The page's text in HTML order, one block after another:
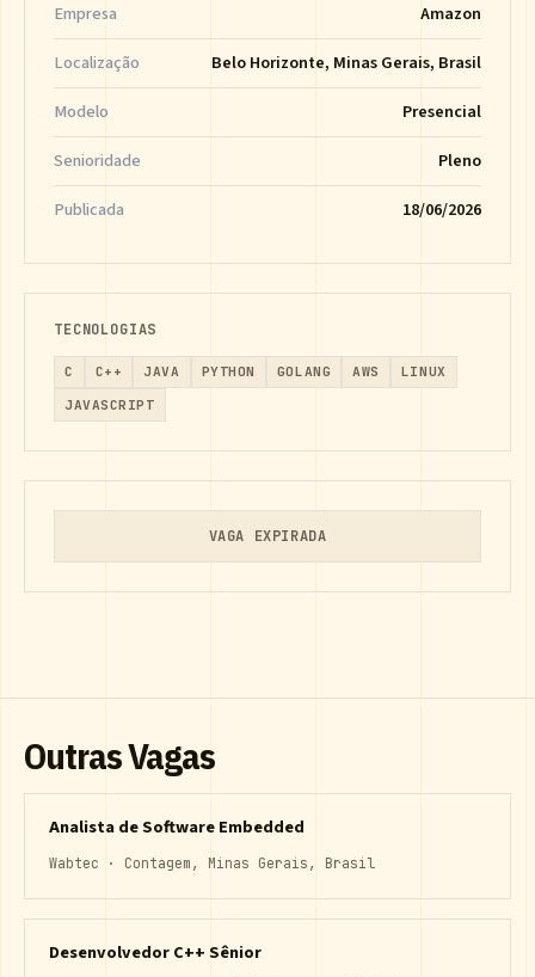
Empresa
Amazon
Localização
Belo Horizonte, Minas Gerais, Brasil
Modelo
Presencial
Senioridade
Pleno
Publicada
18/06/2026
TECNOLOGIAS
C C++ JAVA PYTHON GOLANG AWS
LINUX
JAVASCRIPT
VAGA EXPIRADA
Outras Vagas
Analista de Software Embedded
Wabtec · Contagem, Minas Gerais, Brasil
Desenvolvedor C++ Sênior